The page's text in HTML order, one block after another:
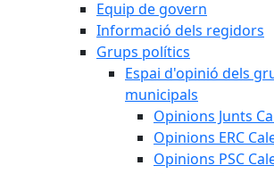
Equip de govern
Informació dels regidors
Grups polítics
Espai d'opinió dels
municipals
Opinions Junts
Opinions ERC
Opinions PSC